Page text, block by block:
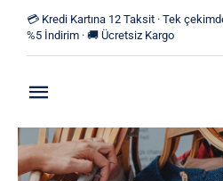
content
💳 Kredi Kartına 12 Taksit · Tek
%5 İndirim · 🚚 Ücretsiz Kargo
Toggle
Navigation
Anasayfa